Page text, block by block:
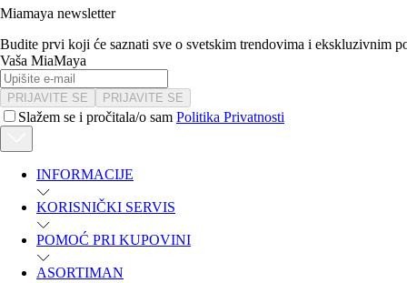
Miamaya newsletter
Budite prvi koji će saznati sve o svetskim trendovima i ekskluzivnim
Vaša MiaMaya
PRIJAVITE SE PRIJAVITE SE
Slažem se i pročitala/o sam Politika Privatnosti
INFORMACIJE
KORISNIČKI SERVIS
POMOĆ PRI KUPOVINI
ASORTIMAN